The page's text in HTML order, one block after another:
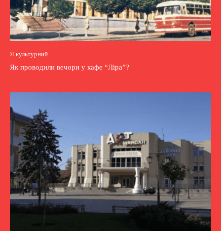
Я культурний
Як проводили вечори у кафе “Ліра”?